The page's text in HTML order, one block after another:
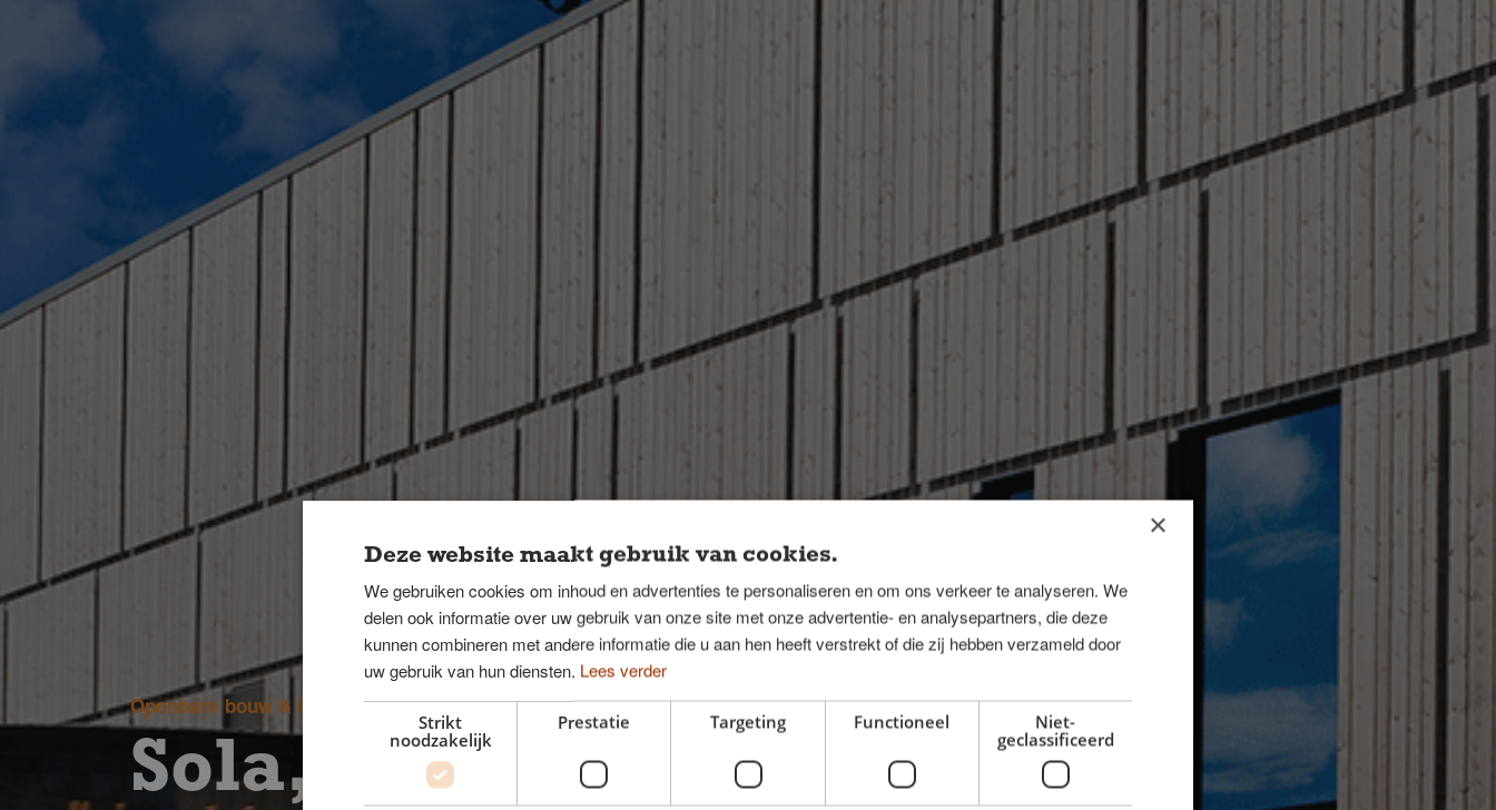
Openbare bouw & industrie
Sola, Kolumbus
×
Deze website maakt gebruik van cookies.
We gebruiken cookies om inhoud en advertenties te personaliseren en om ons verkeer te analyseren. We
delen ook informatie over uw gebruik van onze site met onze advertentie- en analysepartners, die deze
kunnen combineren met andere informatie die u aan hen heeft verstrekt of die zij hebben verzameld door
uw gebruik van hun diensten. Lees verder
Strikt
noodzakelijk
Prestatie Targeting Functioneel
Niet-
geclassificeerd